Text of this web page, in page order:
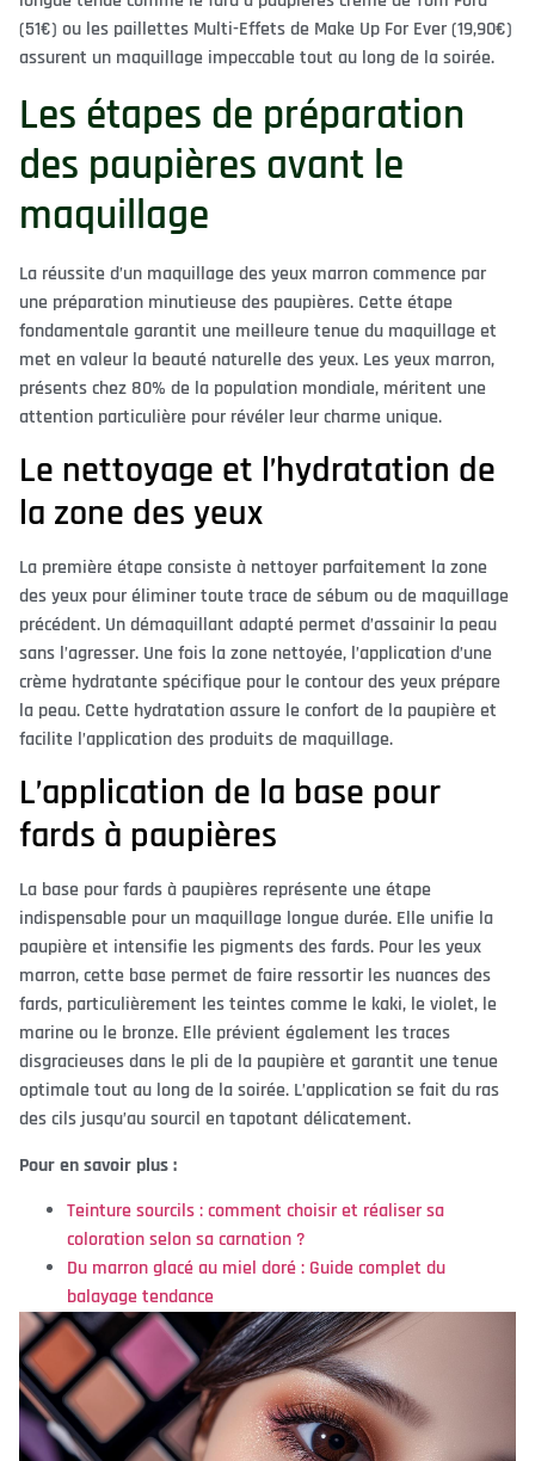
(51€) ou les paillettes Multi-Effets de Make Up For Ever (19,90€)
assurent un maquillage impeccable tout au long de la soirée.
Les étapes de préparation
des paupières avant le
maquillage
La réussite d’un maquillage des yeux marron commence par
une préparation minutieuse des paupières. Cette étape
fondamentale garantit une meilleure tenue du maquillage et
met en valeur la beauté naturelle des yeux. Les yeux marron,
présents chez 80% de la population mondiale, méritent une
attention particulière pour révéler leur charme unique.
Le nettoyage et l’hydratation de
la zone des yeux
La première étape consiste à nettoyer parfaitement la zone
des yeux pour éliminer toute trace de sébum ou de maquillage
précédent. Un démaquillant adapté permet d’assainir la peau
sans l’agresser. Une fois la zone nettoyée, l’application d’une
crème hydratante spécifique pour le contour des yeux prépare
la peau. Cette hydratation assure le confort de la paupière et
facilite l’application des produits de maquillage.
L’application de la base pour
fards à paupières
La base pour fards à paupières représente une étape
indispensable pour un maquillage longue durée. Elle unifie la
paupière et intensifie les pigments des fards. Pour les yeux
marron, cette base permet de faire ressortir les nuances des
fards, particulièrement les teintes comme le kaki, le violet, le
marine ou le bronze. Elle prévient également les traces
disgracieuses dans le pli de la paupière et garantit une tenue
optimale tout au long de la soirée. L’application se fait du ras
des cils jusqu’au sourcil en tapotant délicatement.
Pour en savoir plus :
Teinture sourcils : comment choisir et réaliser sa
coloration selon sa carnation ?
Du marron glacé au miel doré : Guide complet du
balayage tendance